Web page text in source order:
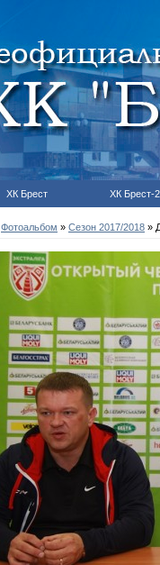
ХК Брест ХК Брест-2
Фотоальбом » Сезон 2017/2018 »